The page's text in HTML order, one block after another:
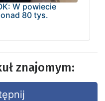
W powiecie
80 tys.
znajomym: